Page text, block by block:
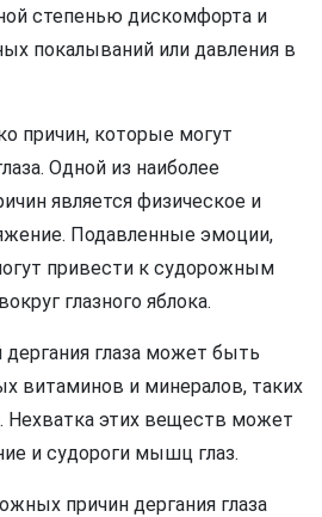
степенью дискомфорта и
покалываний или давления в
причин, которые могут
Одной из наиболее
является физическое и
Подавленные эмоции,
привести к судорожным
глазного яблока.
глаза может быть
витаминов и минералов, таких
Нехватка этих веществ может
и судороги мышц глаз.
причин дергания глаза